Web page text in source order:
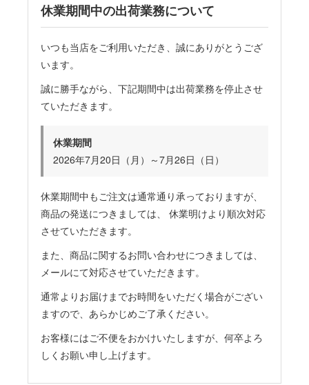
休業期間中の出荷業務について
いつも当店をご利用いただき、誠にありがとうござ
います。
誠に勝手ながら、下記期間中は出荷業務を停止させ
ていただきます。
休業期間
2026年7月20日（月）～7月26日（日）
休業期間中もご注文は通常通り承っておりますが、
商品の発送につきましては、 休業明けより順次対応
させていただきます。
また、商品に関するお問い合わせにつきましては、
メールにて対応させていただきます。
通常よりお届けまでお時間をいただく場合がござい
ますので、あらかじめご了承ください。
お客様にはご不便をおかけいたしますが、何卒よろ
しくお願い申し上げます。